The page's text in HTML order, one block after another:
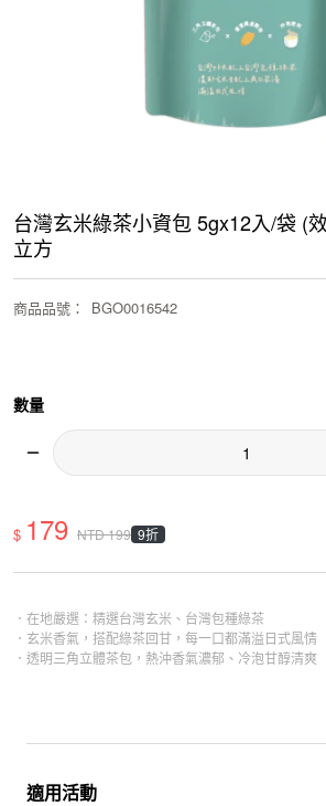
台灣玄米綠茶小資包 5gx12入/袋 (
立方
商品品號 ： BGO0016542
數量
$ 179 NTD199 9折
．在地嚴選：精選台灣玄米、台灣包種綠茶
．玄米香氣，搭配綠茶回甘，每一口都滿溢日式風情
．透明三角立體茶包，熱沖香氣濃郁、冷泡甘醇清爽
適用活動